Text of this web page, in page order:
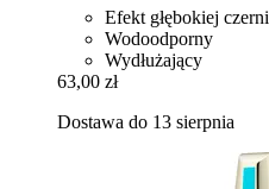
Efekt głębokiej czerni
Wodoodporny
Wydłużający
63,00 zł
Dostawa do 13 sierpnia